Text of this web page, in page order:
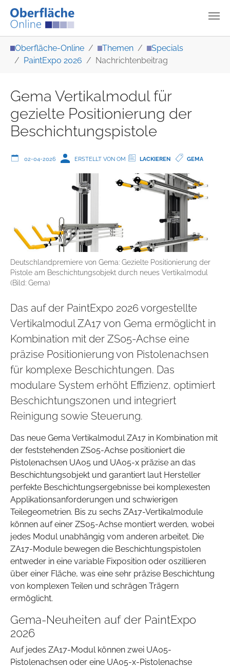
Oberfläche-Online Themen
Specials
PaintExpo 2026
Nachrichtenbeitrag
Gema Vertikalmodul für
gezielte Positionierung der
Beschichtungspistole
02-04-2026 ERSTELLT VON OM LACKIEREN GEMA
Deutschlandpremiere von Gema: Gezielte Positionierung der
Pistole am Beschichtungsobjekt durch neues Vertikalmodul
(Bild: Gema)
Das auf der PaintExpo 2026 vorgestellte
Vertikalmodul ZA17 von Gema ermöglicht in
Kombination mit der ZS05-Achse eine
präzise Positionierung von Pistolenachsen
für komplexe Beschichtungen. Das
modulare System erhöht Effizienz, optimiert
Beschichtungszonen und integriert
Reinigung sowie Steuerung.
Das neue Gema Vertikalmodul ZA17 in Kombination mit
der feststehenden ZS05-Achse positioniert die
Pistolenachsen UA05 und UA05-x präzise an das
Beschichtungsobjekt und garantiert laut Hersteller
perfekte Beschichtungsergebnisse bei komplexesten
Applikationsanforderungen und schwierigen
Teilegeometrien. Bis zu sechs ZA17-Vertikalmodule
können auf einer ZS05-Achse montiert werden, wobei
jedes Modul unabhängig vom anderen arbeitet. Die
ZA17-Module bewegen die Beschichtungspistolen
entweder in eine variable Fixposition oder oszillieren
über einer Fläche, was eine sehr präzise Beschichtung
von komplexen Teilen und schrägen Trägern
ermöglicht.
Gema-Neuheiten auf der PaintExpo
2026
Auf jedes ZA17-Modul können zwei UA05-
Pistolenachsen oder eine UA05-x-Pistolenachse